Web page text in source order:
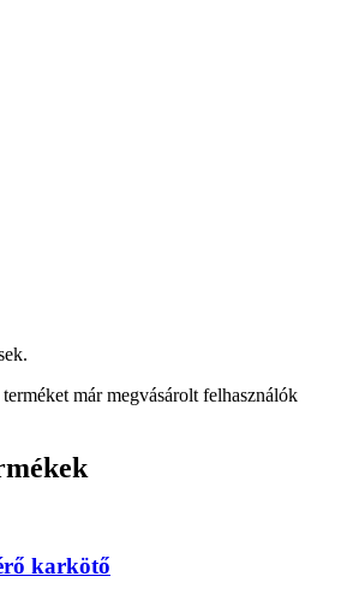
már megvásárolt felhasználók
karkötő